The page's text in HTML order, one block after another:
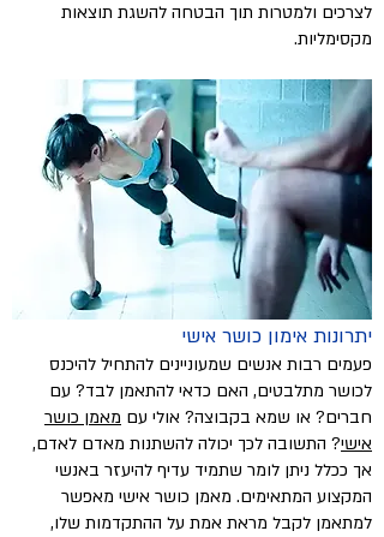
לצרכים ולמטרות תוך הבטחה להשגת תוצאות
מקסימליות.
יתרונות אימון כושר אישי
פעמים רבות אנשים שמעוניינים להתחיל להיכנס
לכושר מתלבטים, האם כדאי להתאמן לבד? עם
חברים? או שמא בקבוצה? אולי עם מאמן כושר
אישי? התשובה לכך יכולה להשתנות מאדם לאדם,
אך ככלל ניתן לומר שתמיד עדיף להיעזר באנשי
המקצוע המתאימים. מאמן כושר אישי מאפשר
למתאמן לקבל מראת אמת על ההתקדמות שלו,